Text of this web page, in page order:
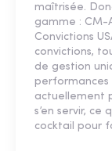
maîtrisée.
gamme : CM-
Convictions
convictions,
de gestion
performances
actuellement
s’en servir, ce
cocktail pour